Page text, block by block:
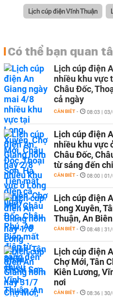
Lịch cúp điện Vĩnh Thuận
Có thể bạn quan
Lịch cúp điện
nhiều khu vực
Châu Đốc,
cả ngày
CẦN BIẾT - 08:03 |
Lịch cúp điện
nhiều khu vực
Châu Đốc,
từ sáng đến
CẦN BIẾT - 08:00 |
Lịch cúp điện
Long Xuyên,
Thuận, An
CẦN BIẾT - 08:48 |
Lịch cúp điện
Chợ Mới, Tân
Kiên Lương,
nơi
CẦN BIẾT - 08:36 |